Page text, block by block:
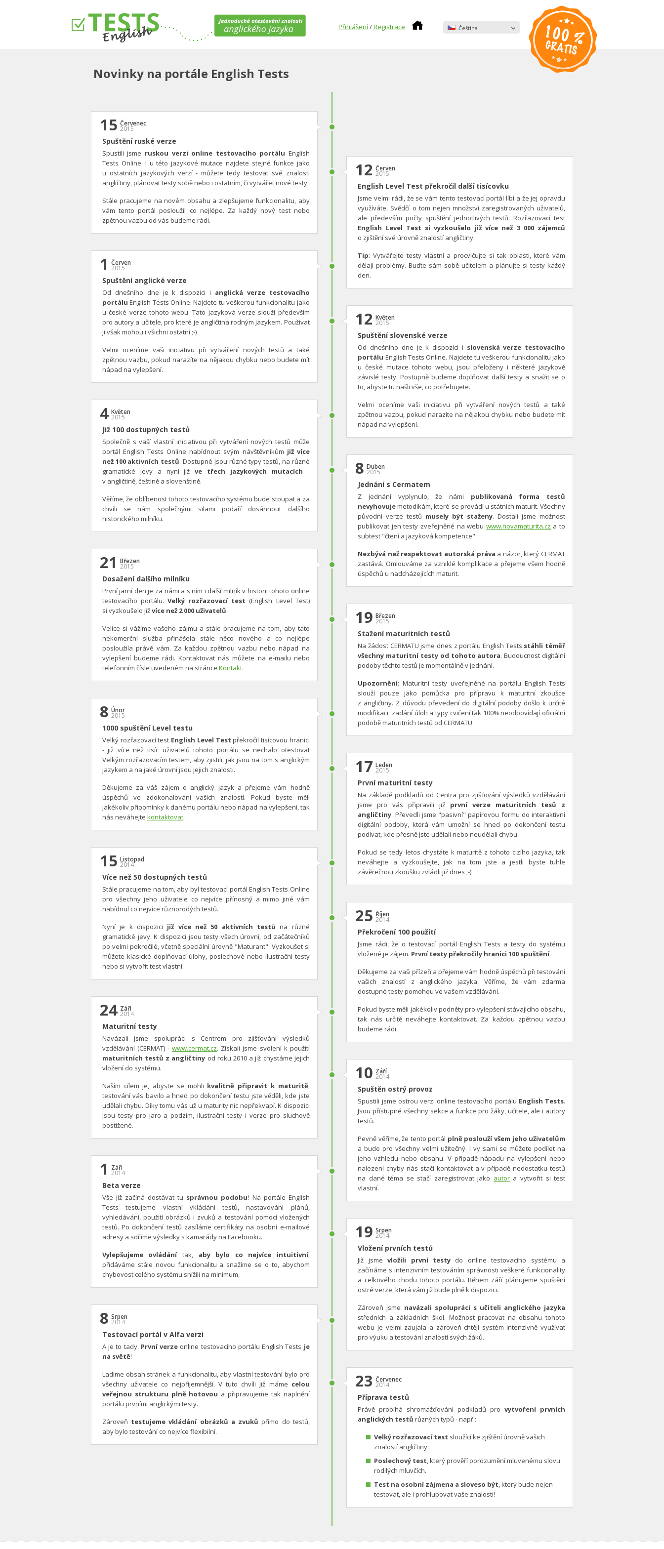
Přihlášení/Registrace Čeština
Novinky na portále English Tests
15 Červenec
2015
Spuštění ruské verze
Spustili jsme ruskou verzi online testovacího portálu English
Tests Online. I u této jazykové mutace najdete stejné funkce jako
u ostatních jazykových verzí - můžete tedy testovat své znalosti
angličtiny, plánovat testy sobě nebo i ostatním, či vytvářet nové testy.
Stále pracujeme na novém obsahu a zlepšujeme funkcionalitu, aby
vám tento portál posloužil co nejlépe. Za každý nový test nebo
zpětnou vazbu od vás budeme rádi.
12 Červen
2015
English Level Test překročil další tisícovku
Jsme velmi rádi, že se vám tento testovací portál líbí a že jej opravdu
využíváte. Svědčí o tom nejen množství zaregistrovaných uživatelů,
ale především počty spuštění jednotlivých testů. Rozřazovací test
English Level Test si vyzkoušelo již více než 3 000 zájemců
o zjištění své úrovně znalostí angličtiny.
Tip: Vytvářejte testy vlastní a procvičujte si tak oblasti, které vám
dělají problémy. Buďte sám sobě učitelem a plánujte si testy každý
den.
1 Červen
2015
Spuštění anglické verze
Od dnešního dne je k dispozici i anglická verze testovacího
portálu English Tests Online. Najdete tu veškerou funkcionalitu jako
u české verze tohoto webu. Tato jazyková verze slouží především
pro autory a učitele, pro které je angličtina rodným jazykem. Používat
ji však mohou i všichni ostatní ;-)
Velmi oceníme vaši iniciativu při vytváření nových testů a také
zpětnou vazbu, pokud narazíte na nějakou chybku nebo budete mít
nápad na vylepšení.
12 Květen
2015
Spuštění slovenské verze
Od dnešního dne je k dispozici i slovenská verze testovacího
portálu English Tests Online. Najdete tu veškerou funkcionalitu jako
u české mutace tohoto webu, jsou přeloženy i některé jazykově
závislé testy. Postupně budeme doplňovat další testy a snažit se o
to, abyste tu našli vše, co potřebujete.
Velmi oceníme vaši iniciativu při vytváření nových testů a také
zpětnou vazbu, pokud narazíte na nějakou chybku nebo budete mít
nápad na vylepšení.
4 Květen
2015
Již 100 dostupných testů
Společně s vaší vlastní iniciativou při vytváření nových testů může
portál English Tests Online nabídnout svým návštěvníkům již více
než 100 aktivních testů. Dostupné jsou různé typy testů, na různé
gramatické jevy a nyní jižve třech jazykových mutacích -
v angličtině, češtině a slovenštině.
Věříme, že oblíbenost tohoto testovacího systému bude stoupat a za
chvíli se nám společnými silami podaří dosáhnout dalšího
historického milníku.
8 Duben
2015
Jednání s Cermatem
Z jednání vyplynulo, že námi publikovaná forma testů
nevyhovujemetodikám, které se provádí u státních maturit. Všechny
původní verze testů musely být staženy. Dostali jsme možnost
publikovat jen testy zveřejněné na webu www.novamaturita.cz a to
subtest "čtení a jazyková kompetence".
Nezbývá než respektovat autorská práva a názor, který CERMAT
zastává. Omlouváme za vzniklé komplikace a přejeme všem hodně
úspěchů u nadcházejících maturit.
21 Březen
2015
Dosažení dalšího milníku
První jarní den je za námi a s ním i další milník v historii tohoto online
testovacího portálu.Velký rozřazovací test (English Level Test)
si vyzkoušelo jižvíce než 2 000 uživatelů.
Velice si vážíme vašeho zájmu a stále pracujeme na tom, aby tato
nekomerční služba přinášela stále něco nového a co nejlépe
posloužila právě vám. Za každou zpětnou vazbu nebo nápad na
vylepšení budeme rádi. Kontaktovat nás můžete na e-mailu nebo
telefonním čísle uvedeném na stránce Kontakt.
19 Březen
2015
Stažení maturitních testů
Na žádost CERMATU jsme dnes z portálu English Tests stáhli téměř
všechny maturitní testy od tohoto autora. Budoucnost digitální
podoby těchto testů je momentálně v jednání.
Upozornění: Maturitní testy uveřejněné na portálu English Tests
slouží pouze jako pomůcka pro přípravu k maturitní zkoušce
z angličtiny. Z důvodu převedení do digitální podoby došlo k určité
modifikaci, zadání úloh a typy cvičení tak 100% neodpovídají oficiální
podobě maturitních testů od CERMATU.
8 Únor
2015
1000 spuštění Level testu
Velký rozřazovací test English Level Test překročil tisícovou hranici
- již více než tisíc uživatelů tohoto portálu se nechalo otestovat
Velkým rozřazovacím testem, aby zjistili, jak jsou na tom s anglickým
jazykem a na jaké úrovni jsou jejich znalosti.
Děkujeme za váš zájem o anglický jazyk a přejeme vám hodně
úspěchů ve zdokonalování vašich znalostí. Pokud byste měli
jakékoliv připomínky k danému portálu nebo nápad na vylepšení, tak
nás neváhejte kontaktovat.
17 Leden
2015
První maturitní testy
Na základě podkladů od Centra pro zjišťování výsledků vzdělávání
jsme pro vás připravili již první verze maturitních tesů z
angličtiny. Převedli jsme "pasivní" papírovou formu do interaktivní
digitální podoby, která vám umožní se hned po dokončení testu
podívat, kde přesně jste udělali nebo neudělali chybu.
Pokud se tedy letos chystáte k maturitě z tohoto cizího jazyka, tak
neváhejte a vyzkoušejte, jak na tom jste a jestli byste tuhle
závěrečnou zkoušku zvládli již dnes ;-)
15 Listopad
2014
Více než 50 dostupných testů
Stále pracujeme na tom, aby byl testovací portál English Tests Online
pro všechny jeho uživatele co nejvíce přínosný a mimo jiné vám
nabídnul co nejvíce různorodých testů.
Nyní je k dispozici již více než 50 aktivních testů na různé
gramatické jevy. K dispozici jsou testy všech úrovní, od začátečníků
po velmi pokročilé, včetně speciální úrovně "Maturant". Vyzkoušet si
můžete klasické doplňovací úlohy, poslechové nebo ilustrační testy
nebo si vytvořit test vlastní.
25 Říjen
2014
Překročení 100 použití
Jsme rádi, že o testovací portál English Tests a testy do systému
vložené je zájem. První testy překročily hranici 100 spuštění.
Děkujeme za vaši přízeň a přejeme vám hodně úspěchů při testování
vašich znalostí z anglického jazyka. Věříme, že vám zdarma
dostupné testy pomohou ve vašem vzdělávání.
Pokud byste měli jakékoliv podněty pro vylepšení stávajícího obsahu,
tak nás určitě neváhejte kontaktovat. Za každou zpětnou vazbu
budeme rádi.
24 Září
2014
Maturitní testy
Navázali jsme spolupráci s Centrem pro zjišťování výsledků
vzdělávání (CERMAT) -www.cermat.cz. Získali jsme svolení k použití
maturitních testů z angličtiny od roku 2010 a již chystáme jejich
vložení do systému.
Naším cílem je, abyste se mohli kvalitně připravit k maturitě,
testování vás bavilo a hned po dokončení testu jste věděli, kde jste
udělali chybu. Díky tomu vás už u maturity nic nepřekvapí. K dispozici
jsou testy pro jaro a podzim, ilustrační testy i verze pro sluchově
postižené.
10 Září
2014
Spuštěn ostrý provoz
Spustili jsme ostrou verzi online testovacího portálu English Tests.
Jsou přístupné všechny sekce a funkce pro žáky, učitele, ale i autory
testů.
Pevně věříme, že tento portál plně poslouží všem jeho uživatelům
a bude pro všechny velmi užitečný. I vy sami se můžete podílet na
jeho vzhledu nebo obsahu. V případě nápadu na vylepšení nebo
nalezení chyby nás stačí kontaktovat a v případě nedostatku testů
na dané téma se stačí zaregistrovat jako autora vytvořit si test
vlastní.
1 Září
2014
Beta verze
Vše již začíná dostávat tu správnou podobu! Na portále English
Tests testujeme vlastní vkládání testů, nastavování plánů,
vyhledávání, použití obrázků i zvuků a testování pomocí vložených
testů. Po dokončení testů zasíláme certifikáty na osobní e-mailové
adresy a sdílíme výsledky s kamarády na Facebooku.
Vylepšujeme ovládánítak, aby bylo co nejvíce intuitivní,
přidáváme stále novou funkcionalitu a snažíme se o to, abychom
chybovost celého systému snížili na minimum.
19 Srpen
2014
Vložení prvních testů
Již jsmevložili první testydo online testovacího systému a
začínáme s intenzivním testováním správnosti veškeré funkcionality
a celkového chodu tohoto portálu. Během září plánujeme spuštění
ostré verze, která vám již bude plně k dispozici.
Zároveň jsme navázali spolupráci s učiteli anglického jazyka
středních a základních škol. Možnost pracovat na obsahu tohoto
webu je velmi zaujala a zároveň chtějí systém intenzivně využívat
pro výuku a testování znalostí svých žáků.
8 Srpen
2014
Testovací portál v Alfa verzi
A je to tady. První verze online testovacího portálu English Tests je
na světě!
Ladíme obsah stránek a funkcionalitu, aby vlastní testování bylo pro
všechny uživatele co nejpříjemnější. V tuto chvíli již máme celou
veřejnou strukturu plně hotovou a připravujeme tak naplnění
portálu prvními anglickými testy.
Zároveň testujeme vkládání obrázků a zvuků přímo do testů,
aby bylo testování co nejvíce flexibilní.
23 Červenec
2014
Příprava testů
Právě probíhá shromažďování podkladů provytvoření prvních
anglických testů různých typů - např.:
Velký rozřazovací test sloužící ke zjištění úrovně vašich
znalostí angličtiny.
Poslechový test, který prověří porozumění mluvenému slovu
rodilých mluvčích.
Test na osobní zájmena a sloveso být, který bude nejen
testovat, ale i prohlubovat vaše znalosti!